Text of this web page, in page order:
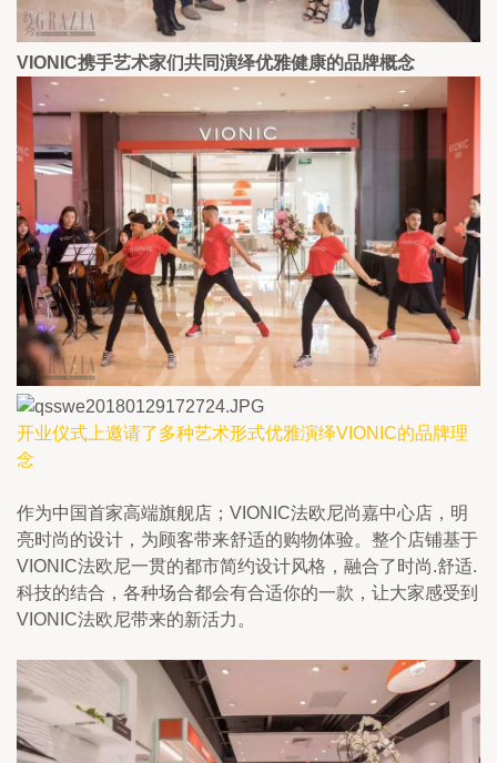
VIONIC携手艺术家们共同演绎优雅健康的品牌概念
开业仪式上邀请了多种艺术形式优雅演绎VIONIC的品牌理
念
作为中国首家高端旗舰店；VIONIC法欧尼尚嘉中心店，明
亮时尚的设计，为顾客带来舒适的购物体验。整个店铺基于
VIONIC法欧尼一贯的都市简约设计风格，融合了时尚.舒适.
科技的结合，各种场合都会有合适你的一款，让大家感受到
VIONIC法欧尼带来的新活力。